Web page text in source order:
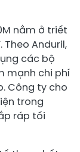
nằm ở triết
Theo Anduril,
các bộ
mạnh chi phí
Công ty cho
trong
ráp tối